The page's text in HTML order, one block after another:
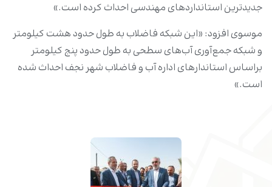
جدیدترین استانداردهای مهندسی احداث کرده است.»
موسوی افزود: «این شبکه فاضلاب به طول حدود هشت کیلومتر
و شبکه جمع‌آوری آب‌های سطحی به طول حدود پنج کیلومتر
براساس استاندارهای اداره آب و فاضلاب شهر نجف احداث شده
است.»